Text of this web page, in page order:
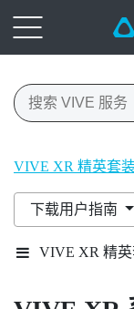
VIVE XR 精英套
下载用户指南
VIVE XR 精英